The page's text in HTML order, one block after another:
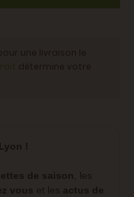
!
de saison
, les
vous et les actus de